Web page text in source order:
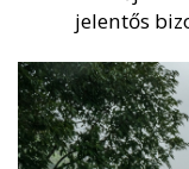
jelentős